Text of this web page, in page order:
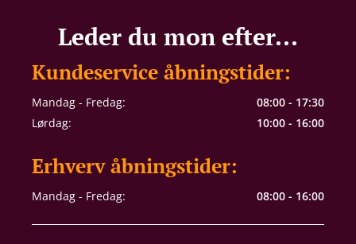
Leder du mon efter...
Kundeservice åbningstider:
Mandag - Fredag:
08:00 - 17:30
Lørdag:
10:00 - 16:00
Erhverv åbningstider:
Mandag - Fredag: 08:00 - 16:00